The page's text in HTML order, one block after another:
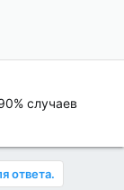
случаев
ответа.